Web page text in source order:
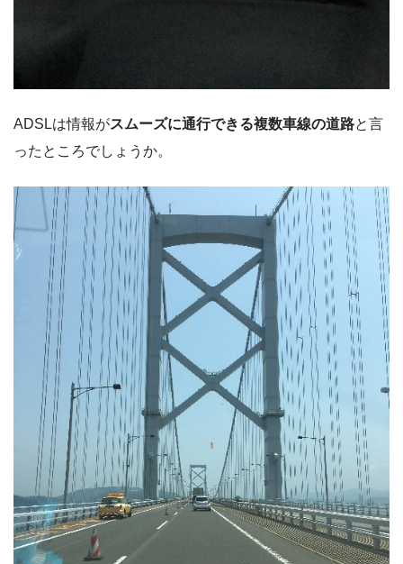
ADSLは情報がスムーズに通行できる複数車線の道路と言
ったところでしょうか。